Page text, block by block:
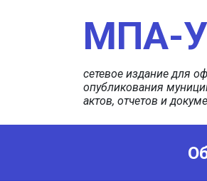
МПА-
сетевое издание для
опубликования
актов, отчетов и